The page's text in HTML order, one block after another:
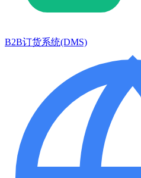
B2B订货系统(DMS)